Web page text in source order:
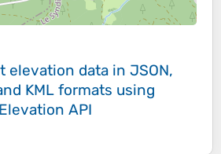
elevation data in JSON,
KML formats using
Elevation API